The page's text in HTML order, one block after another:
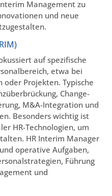
Management zu
und neue
auf spezifische
etwa bei
oder Projekten. Typische
Change-
M&A-Integration und
Besonders wichtig ist
HR-Technologien, um
HR Interim Manager
operative Aufgaben,
Führung
und